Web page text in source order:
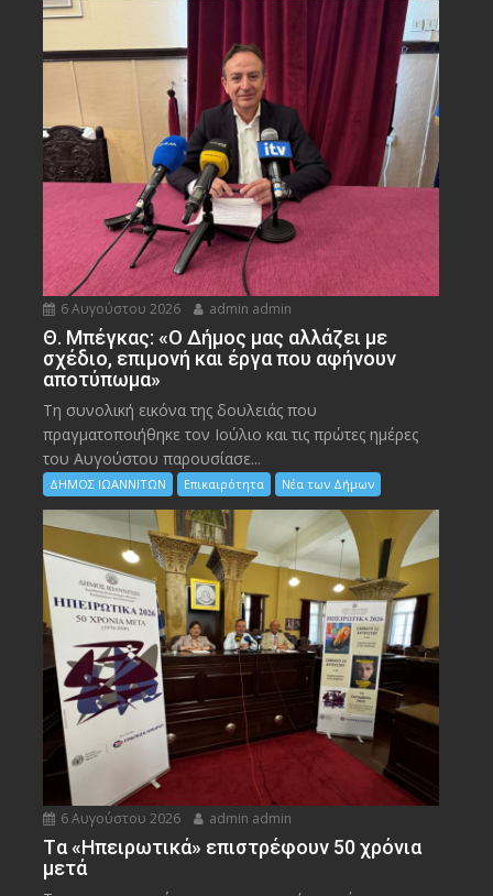
6 Αυγούστου 2026 admin admin
Θ. Μπέγκας: «Ο Δήμος μας αλλάζει με
σχέδιο, επιμονή και έργα που αφήνουν
αποτύπωμα»
Τη συνολική εικόνα της δουλειάς που
πραγματοποιήθηκε τον Ιούλιο και τις πρώτες ημέρες
του Αυγούστου παρουσίασε...
ΔΗΜΟΣ ΙΩΑΝΝΙΤΩΝ Επικαιρότητα Νέα των Δήμων
6 Αυγούστου 2026 admin admin
Tα «Ηπειρωτικά» επιστρέφουν 50 χρόνια
μετά